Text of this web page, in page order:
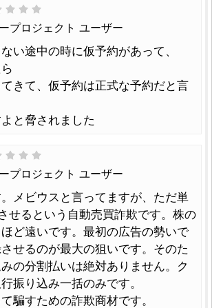
プロジェクト ユーザー
い途中の時に仮予約があって、
きて、仮予約は正式な予約だと言
と脅されました
プロジェクト ユーザー
メビウスと言ってますが、ただ単
せるという自動売買詐欺です。株の
ど遠いです。最初の広告の勢いで
せるのが最大の狙いです。そのた
の分割払いは絶対ありません。ク
振り込み一括のみです。
騙すための詐欺商材です。